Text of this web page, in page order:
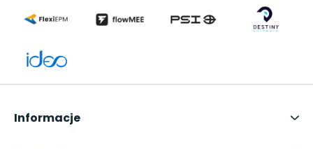
Informacje